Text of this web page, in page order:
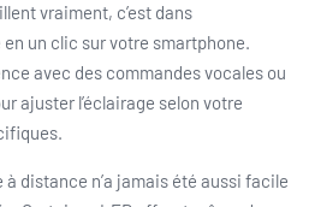
vraiment, c’est dans
en un clic sur votre smartphone.
avec des commandes vocales ou
ajuster l’éclairage selon votre
distance n’a jamais été aussi facile